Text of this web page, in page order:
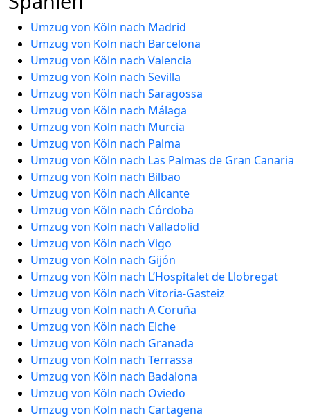
Umzug von Köln nach Madrid
Umzug von Köln nach Barcelona
Umzug von Köln nach Valencia
Umzug von Köln nach Sevilla
Umzug von Köln nach Saragossa
Umzug von Köln nach Málaga
Umzug von Köln nach Murcia
Umzug von Köln nach Palma
Umzug von Köln nach Las Palmas de Gran Canaria
Umzug von Köln nach Bilbao
Umzug von Köln nach Alicante
Umzug von Köln nach Córdoba
Umzug von Köln nach Valladolid
Umzug von Köln nach Vigo
Umzug von Köln nach Gijón
Umzug von Köln nach L’Hospitalet de Llobregat
Umzug von Köln nach Vitoria-Gasteiz
Umzug von Köln nach A Coruña
Umzug von Köln nach Elche
Umzug von Köln nach Granada
Umzug von Köln nach Terrassa
Umzug von Köln nach Badalona
Umzug von Köln nach Oviedo
Umzug von Köln nach Cartagena